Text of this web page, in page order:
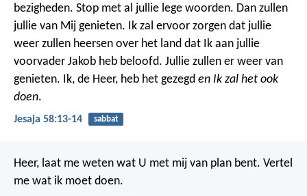
bezigheden. Stop met al jullie lege woorden. Dan zullen
jullie van Mij genieten. Ik zal ervoor zorgen dat jullie
weer zullen heersen over het land dat Ik aan jullie
voorvader Jakob heb beloofd. Jullie zullen er weer van
genieten. Ik, de Heer, heb het gezegd en Ik zal het ook
doen.
Jesaja 58:13-14 sabbat
Heer, laat me weten wat U met mij van plan bent. Vertel
me wat ik moet doen.